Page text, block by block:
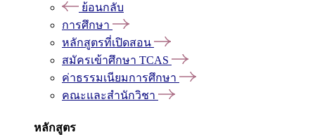
ย้อนกลับ
การศึกษา
หลักสูตรที่เปิดสอน
สมัครเข้าศึกษา TCAS
ค่าธรรมเนียมการศึกษา
คณะและสำนักวิชา
หลักสูตร